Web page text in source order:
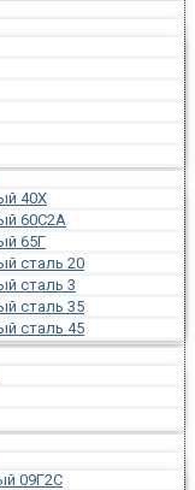
40Х
60С2А
65Г
сталь 20
сталь 3
сталь 35
сталь 45
09Г2С